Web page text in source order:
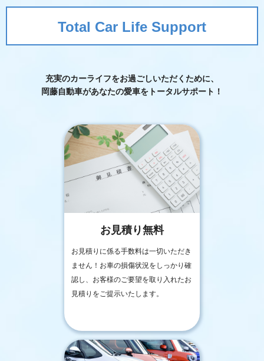
Total Car Life Support
充実のカーライフをお過ごしいただくために、
岡藤自動車があなたの愛車をトータルサポート！
お見積り無料
お見積りに係る手数料は一切いただき
ません！お車の損傷状況をしっかり確
認し、お客様のご要望を取り入れたお
見積りをご提示いたします。